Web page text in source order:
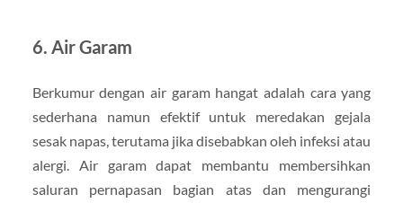
6. Air Garam
Berkumur dengan air garam hangat adalah cara yang
sederhana namun efektif untuk meredakan gejala
sesak napas, terutama jika disebabkan oleh infeksi atau
alergi. Air garam dapat membantu membersihkan
saluran pernapasan bagian atas dan mengurangi